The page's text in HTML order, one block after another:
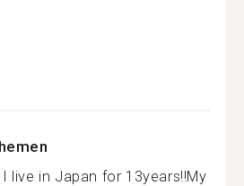
I live in Japan for 13years!!My